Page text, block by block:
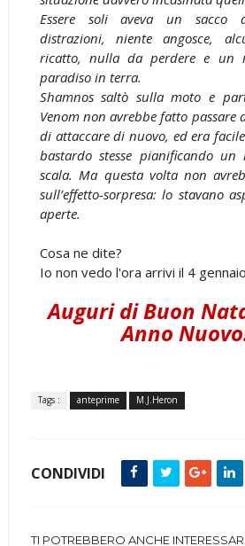
Essere soli aveva un sacco
distrazioni, niente angosce,
ricatto, nulla da perdere e un
paradiso in terra.
Shamnos saltò sulla moto e
Venom non avrebbe fatto
di attaccare di nuovo, ed era
bastardo stesse pianificando un
scala. Ma questa volta non
sull’effetto-sorpresa: lo stavano
aperte.
Cosa ne dite?
Io non vedo l'ora arrivi il 4
Auguri di Buon
Anno
Tags : anteprime M.J.Heron
CONDIVIDI
TI POTREBBERO ANCHE